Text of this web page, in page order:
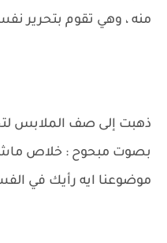
منه ، وهي تقوم بتحرير
ذهبت إلى صف الملابس
بصوت مبحوح : خلاص
موضوعنا ايه رأيك في